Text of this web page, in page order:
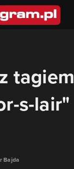
tagiem
s-lair"
Bajda